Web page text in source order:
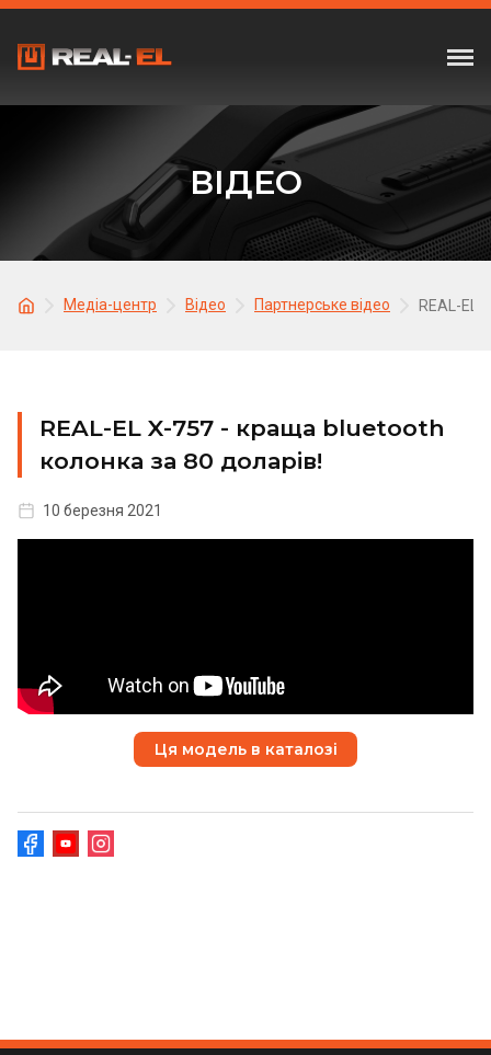
ВІДЕО
Медіа-центр Відео Партнерське відео REAL-EL
REAL-EL X-757 - краща bluetooth
колонка за 80 доларів!
10 березня 2021
Ця модель в каталозі